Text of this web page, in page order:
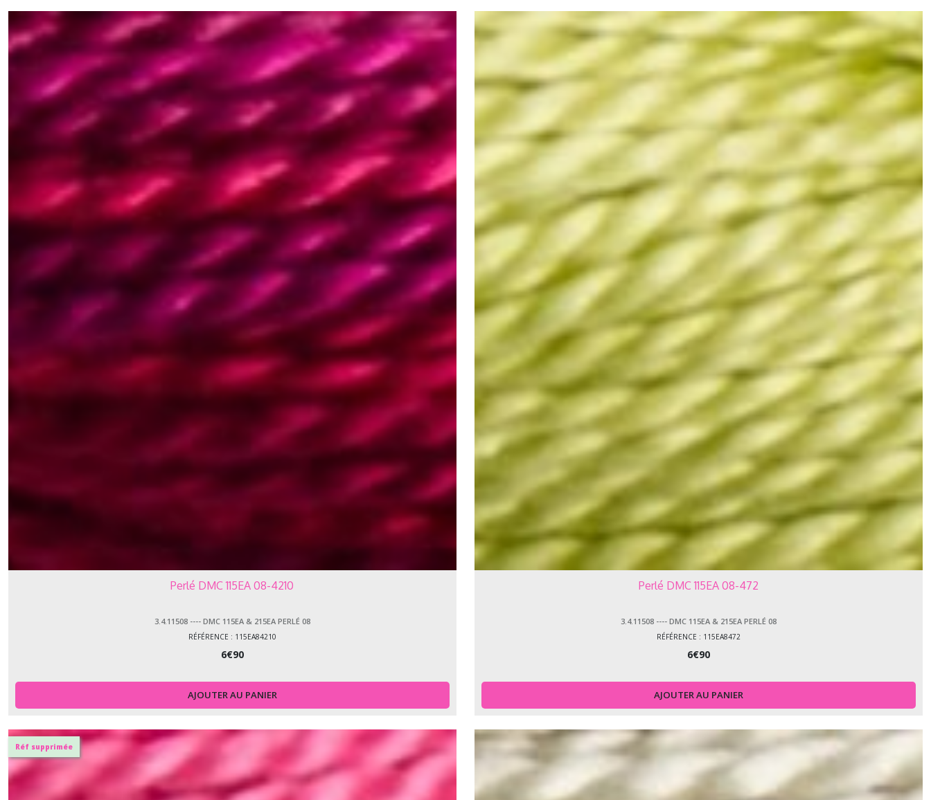
Perlé DMC 115EA 08-4210
3.4.11508 ---- DMC 115EA & 215EA PERLÉ 08
RÉFÉRENCE : 115EA84210
6€90
AJOUTER AU PANIER
Perlé DMC 115EA 08-472
3.4.11508 ---- DMC 115EA & 215EA PERLÉ 08
RÉFÉRENCE : 115EA8472
6€90
AJOUTER AU PANIER
Réf supprimée